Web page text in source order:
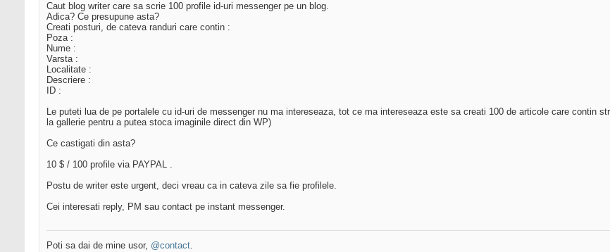
Caut blog writer care sa scrie 100 profile id-uri messenger pe un blog.
Adica? Ce presupune asta?
Creati posturi, de cateva randuri care contin :
Poza :
Nume :
Varsta :
Localitate :
Descriere :
ID :
Le puteti lua de pe portalele cu id-uri de messenger nu ma intereseaza, tot ce ma intereseaza este sa creati 100 de articole care contin
la gallerie pentru a putea stoca imaginile direct din WP)
Ce castigati din asta?
10 $ / 100 profile via PAYPAL .
Postu de writer este urgent, deci vreau ca in cateva zile sa fie profilele.
Cei interesati reply, PM sau contact pe instant messenger.
Poti sa dai de mine usor, @contact.